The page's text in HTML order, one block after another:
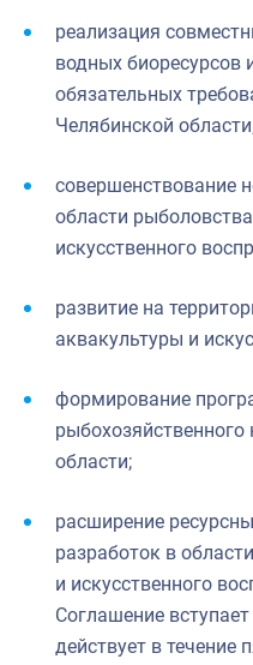
реализация
водных биоресурсов
обязательных
Челябинской
совершенствование
области
искусственного
развитие на
аквакультуры и
формирование
области;
расширение
разработок в
и искусственного
Соглашение
действует в течение